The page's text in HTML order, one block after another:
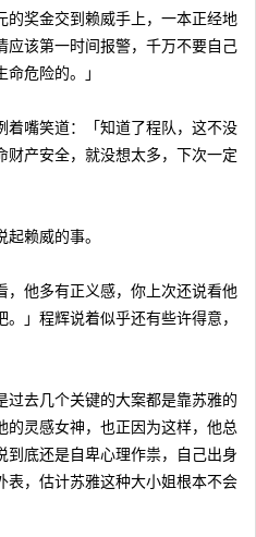
奖金交到赖威手上，一本正经地
应该第一时间报警，千万不要自己
危险的。」
嘴笑道：「知道了程队，这不没
财产安全，就没想太多，下次一定
赖威的事。
他多有正义感，你上次还说看他
」程辉说着似乎还有些许得意，
去几个关键的大案都是靠苏雅的
的灵感女神，也正因为这样，他总
到底还是自卑心理作祟，自己出身
表，估计苏雅这种大小姐根本不会